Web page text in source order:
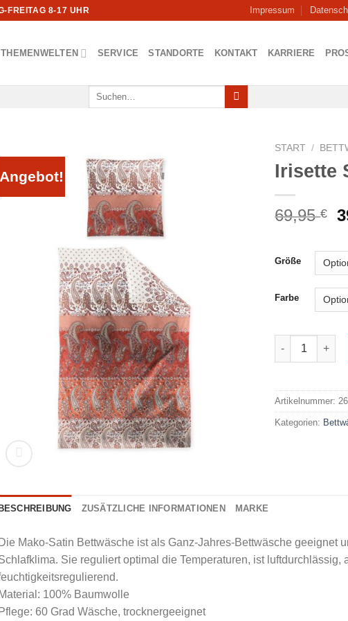
FREITAG 8-17 UHR Impressum
THEMENWELTEN SERVICE STANDORTE KONTAKT KARRIERE
Suchen
Angebot!
START /
Irisette
69,95€
Größe
Farbe
Irisette Satin
Artikelnummer:
Kategorien:
BESCHREIBUNG ZUSÄTZLICHE INFORMATIONEN MARKE
Die Mako-Satin Bettwäsche ist als Ganz-Jahres-Bettwäsche geeignet
Sie reguliert optimal die Temperaturen, ist luftdurchlässig,
Material: 100% Baumwolle
Pflege: 60 Grad Wäsche, trocknergeeignet